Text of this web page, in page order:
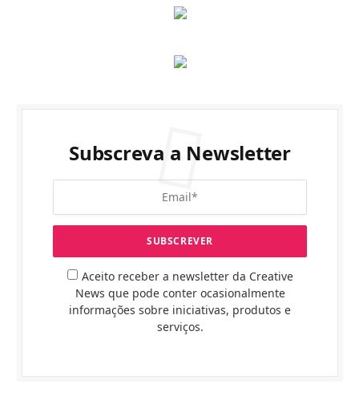
Subscreva a Newsletter
Aceito receber a newsletter da Creative
News que pode conter ocasionalmente
informações sobre iniciativas, produtos e
serviços.